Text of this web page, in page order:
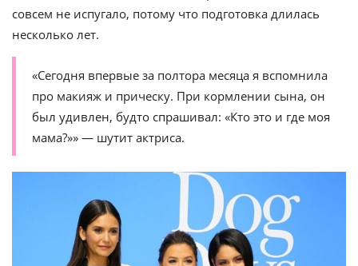
совсем не испугало, потому что подготовка длилась
несколько лет.
«Сегодня впервые за полтора месяца я вспомнила
про макияж и прическу. При кормлении сына, он
был удивлен, будто спрашивал: «Кто это и где моя
мама?»» — шутит актриса.